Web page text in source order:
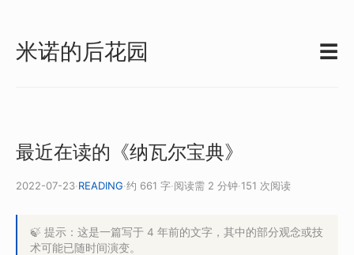
米诺的后花园 ☰
最近在读的《纳瓦尔宝典》
2022-07-23·READING·约 661 字·阅读需 2 分钟·151 次阅读
🍃 提示：这是一篇写于 4 年前的文字，其中的部分观念或技
术可能已随时间演变。